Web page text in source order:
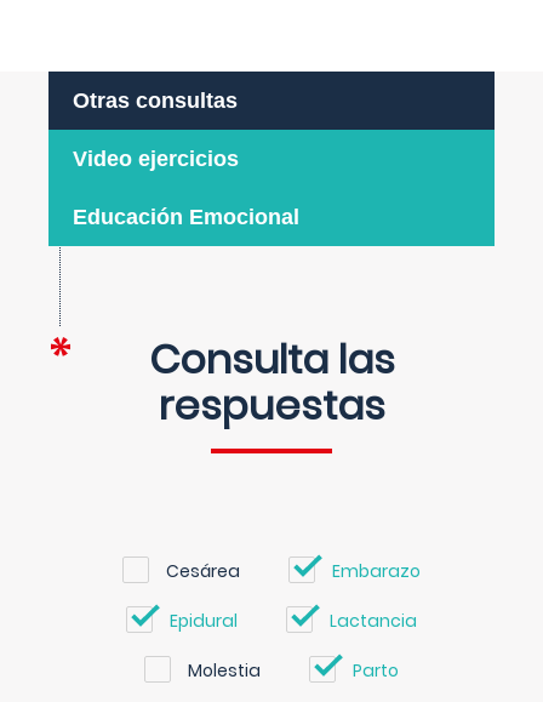
Otras consultas
Video ejercicios
Educación Emocional
Consulta las
respuestas
Cesárea Embarazo
Epidural Lactancia
Molestia Parto